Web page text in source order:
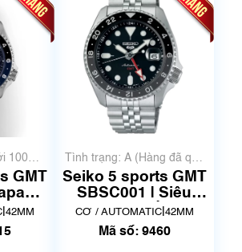
100%
GMT
số
| 42MM
Tình trạng: A (Hàng đã qua
sử dụng nhưng rất đẹp,
không có xước)
Seiko 5 sports GMT
SBSC001 | Siêu
lướt | Mã số 9460
CƠ / AUTOMATIC| 42MM
Mã số: 9460